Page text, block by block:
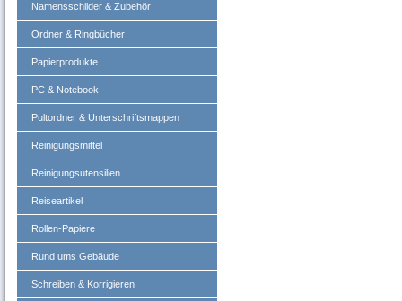
Namensschilder & Zubehör
Ordner & Ringbücher
Papierprodukte
PC & Notebook
Pultordner & Unterschriftsmappen
Reinigungsmittel
Reinigungsutensilien
Reiseartikel
Rollen-Papiere
Rund ums Gebäude
Schreiben & Korrigieren